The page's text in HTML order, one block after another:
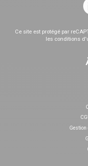
Ce site est protégé par
les conditions